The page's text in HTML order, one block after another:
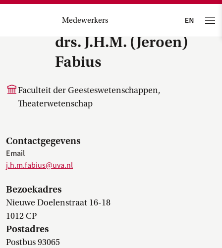
Medewerkers
drs. J.H.M. (Jeroen)
Fabius
Faculteit der Geesteswetenschappen,
Theaterwetenschap
Contactgegevens
Email
j.h.m.fabius@uva.nl
Bezoekadres
Nieuwe Doelenstraat 16-18
1012 CP
Postadres
Postbus 93065